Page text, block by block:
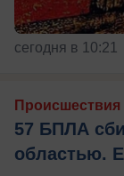
сегодня в 10:21
Происшествия
57 БПЛА
областью.